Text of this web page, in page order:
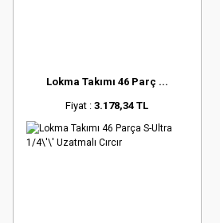
Lokma Takımı 46 Parç ...
Fiyat :3.178,34 TL